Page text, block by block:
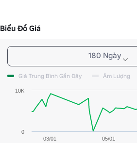
Biểu Đồ Giá
180 Ngày
Giá Trung Bình Gần Đây Âm Lượng
03/01 05/01
0
10K